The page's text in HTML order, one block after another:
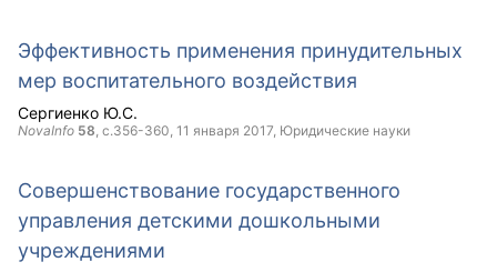
Эффективность применения принудительных
мер воспитательного воздействия
Сергиенко Ю.С.
NovaInfo 58, с.356-360, 11 января 2017, Юридические науки
Совершенствование государственного
управления детскими дошкольными
учреждениями